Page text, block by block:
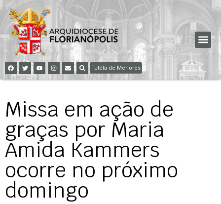
Tutela de Menores
Missa em ação de
graças por Maria
Amida Kammers
ocorre no próximo
domingo